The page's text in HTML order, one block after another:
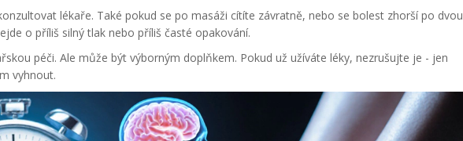
lékaře. Také pokud se po masáži cítíte závratně, nebo se bolest zhorší po dvou
o příliš silný tlak nebo příliš časté opakování.
péči. Ale může být výborným doplňkem. Pokud už užíváte léky, nezrušujte je - jen
vyhnout.